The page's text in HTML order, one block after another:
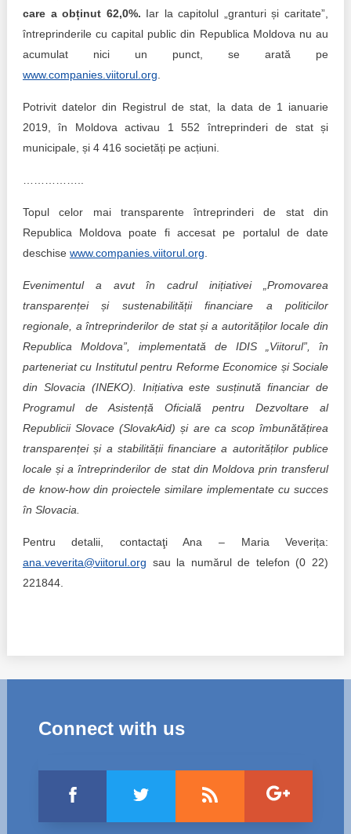
care a obținut 62,0%. Iar la capitolul „granturi și caritate”,
întreprinderile cu capital public din Republica Moldova nu au
acumulat nici un punct, se arată pe
www.companies.viitorul.org
Potrivit datelor din Registrul de stat, la data de 1 ianuarie
2019, în Moldova activau 1 552 întreprinderi de stat și
municipale, și 4 416 societăți pe acțiuni.
Topul celor mai transparente întreprinderi de stat din
Republica Moldova poate fi accesat pe portalul de date
deschise www.companies.viitorul.org
Evenimentul a avut în cadrul inițiativei „Promovarea
transparenței și sustenabilității financiare a politicilor
regionale, a întreprinderilor de stat și a autorităților locale din
Republica Moldova”, implementată de IDIS „Viitorul”, în
parteneriat cu Institutul pentru Reforme Economice și Sociale
din Slovacia (INEKO). Inițiativa este susținută financiar de
Programul de Asistență Oficială pentru Dezvoltare al
Republicii Slovace (SlovakAid) și are ca scop îmbunătățirea
transparenței și a stabilității financiare a autorităților publice
locale și a întreprinderilor de stat din Moldova prin transferul
de know-how din proiectele similare implementate cu succes
în Slovacia.
Pentru detalii, contactaţi Ana – Maria Veverița:
ana.veverita@viitorul.org sau la numărul de telefon (0 22)
221844.
Connect with us